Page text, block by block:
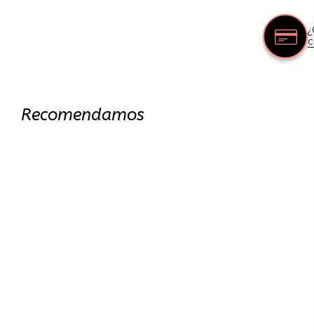
Recomendamos